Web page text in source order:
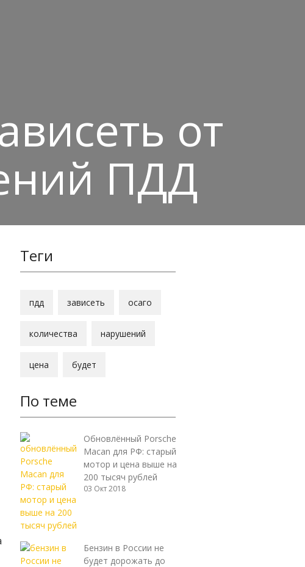
от
ПДД
Теги
пдд зависеть осаго
количества нарушений
цена будет
По теме
Обновлённый Porsche
Macan для РФ: старый
мотор и цена выше на
200 тысяч рублей
03 Окт 2018
Бензин в России не
будет дорожать до